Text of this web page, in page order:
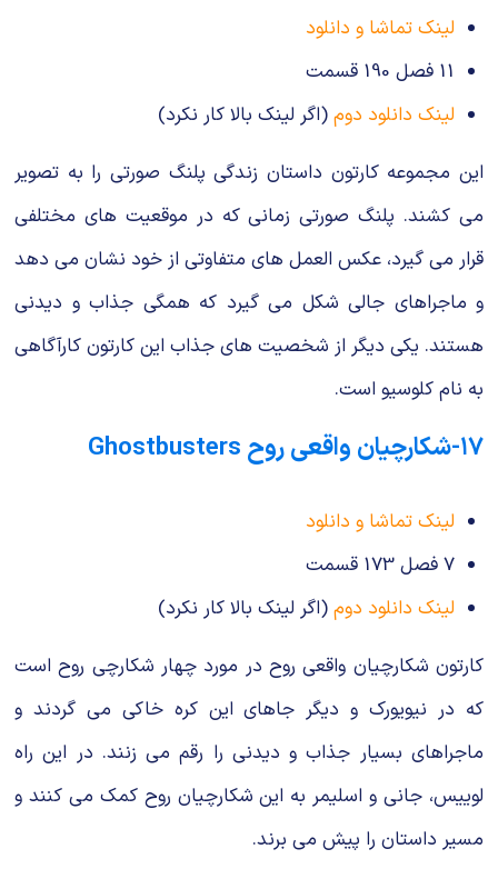
لینک تماشا و دانلود
11 فصل 190 قسمت
لینک دانلود دوم (اگر لینک بالا کار نکرد)
این مجموعه کارتون داستان زندگی پلنگ صورتی را به تصویر
می کشند. پلنگ صورتی زمانی که در موقعیت های مختلفی
قرار می گیرد، عکس العمل های متفاوتی از خود نشان می دهد
و ماجراهای جالی شکل می گیرد که همگی جذاب و دیدنی
هستند. یکی دیگر از شخصیت های جذاب این کارتون کارآگاهی
به نام کلوسیو است.
۱۷-شکارچیان واقعی روح Ghostbusters
لینک تماشا و دانلود
7 فصل 173 قسمت
لینک دانلود دوم (اگر لینک بالا کار نکرد)
کارتون شکارچیان واقعی روح در مورد چهار شکارچی روح است
که در نیویورک و دیگر جاهای این کره خاکی می گردند و
ماجراهای بسیار جذاب و دیدنی را رقم می زنند. در این راه
لوییس، جانی و اسلیمر به این شکارچیان روح کمک می کنند و
مسیر داستان را پیش می برند.